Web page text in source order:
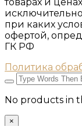
при каких
офертой,
ГК РФ
Политика
No products in
×